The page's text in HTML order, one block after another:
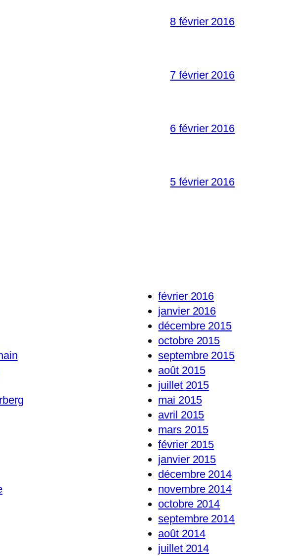
8 février 2016
7 février 2016
6 février 2016
5 février 2016
février 2016
janvier 2016
décembre 2015
octobre 2015
septembre 2015
août 2015
juillet 2015
mai 2015
avril 2015
mars 2015
février 2015
janvier 2015
décembre 2014
novembre 2014
octobre 2014
septembre 2014
août 2014
juillet 2014